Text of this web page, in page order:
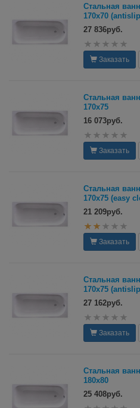
Стальная
170х70
27 836руб.
Заказать
Стальная
170х75
16 073руб.
Заказать
Стальная
170х75 (easy
21 209руб.
Заказать
Стальная
170х75
27 162руб.
Заказать
Стальная
180х80
25 408руб.